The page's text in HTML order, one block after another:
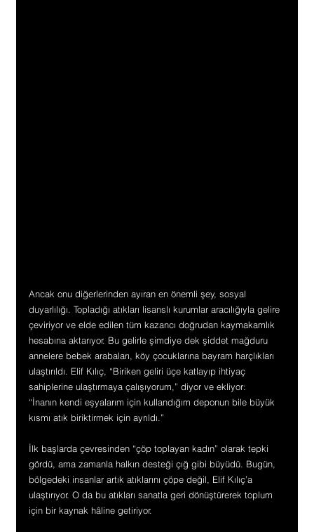
Ancak onu diğerlerinden ayıran en önemli şey, sosyal
duyarlılığı. Topladığı atıkları lisanslı kurumlar aracılığıyla gelire
çeviriyor ve elde edilen tüm kazancı doğrudan kaymakamlık
hesabına aktarıyor. Bu gelirle şimdiye dek şiddet mağduru
annelere bebek arabaları, köy çocuklarına bayram harçlıkları
ulaştırıldı. Elif Kılıç, “Biriken geliri üçe katlayıp ihtiyaç
sahiplerine ulaştırmaya çalışıyorum,” diyor ve ekliyor:
“İnanın kendi eşyalarım için kullandığım deponun bile büyük
kısmı atık biriktirmek için ayrıldı.”
İlk başlarda çevresinden “çöp toplayan kadın” olarak tepki
gördü, ama zamanla halkın desteği çığ gibi büyüdü. Bugün,
bölgedeki insanlar artık atıklarını çöpe değil, Elif Kılıç’a
ulaştırıyor. O da bu atıkları sanatla geri dönüştürerek toplum
için bir kaynak hâline getiriyor.